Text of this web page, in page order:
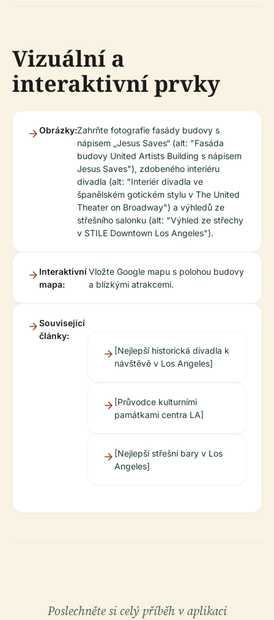
Vizuální a
interaktivní prvky
Obrázky:Zahrňte fotografie fasády budovy s
nápisem „Jesus Saves“ (alt: "Fasáda
budovy United Artists Building s nápisem
Jesus Saves"), zdobeného interiéru
divadla (alt: "Interiér divadla ve
španělském gotickém stylu v The United
Theater on Broadway") a výhledů ze
střešního salonku (alt: "Výhled ze střechy
v STILE Downtown Los Angeles").
Interaktivní
mapa:
Vložte Google mapu s polohou budovy
a blízkými atrakcemi.
Související
články:
[Nejlepší historická divadla k
návštěvě v Los Angeles]
[Průvodce kulturními
památkami centra LA]
[Nejlepší střešní bary v Los
Angeles]
Poslechněte si celý příběh v aplikaci